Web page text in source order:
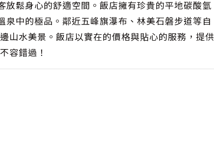
鬆身心的舒適空間。飯店擁有珍貴的平地碳酸氫
中的極品。鄰近五峰旗瀑布、林美石磐步道等自
山水美景。飯店以實在的價格與貼心的服務，提供
容錯過！